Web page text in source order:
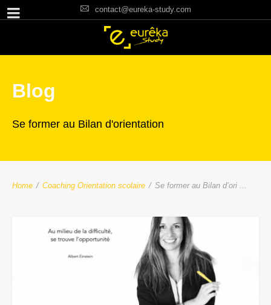
contact@eureka-study.com
Blog
Se former au Bilan d'orientation
Home / Coaching Orientation scolaire / Se former au Bilan d’ori ...